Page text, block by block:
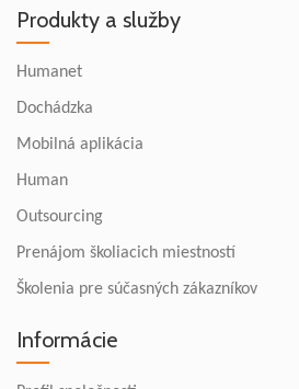
Produkty a služby
Humanet
Dochádzka
Mobilná aplikácia
Human
Outsourcing
Prenájom školiacich miestností
Školenia pre súčasných zákazníkov
Informácie